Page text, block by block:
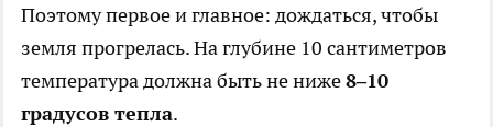
Поэтому первое и главное: дождаться, чтобы
земля прогрелась. На глубине 10 сантиметров
температура должна быть не ниже8–10
градусов тепла.